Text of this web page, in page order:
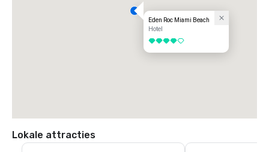
Eden Roc Miami Beach
Hotel
4 van 5
Lokale attracties